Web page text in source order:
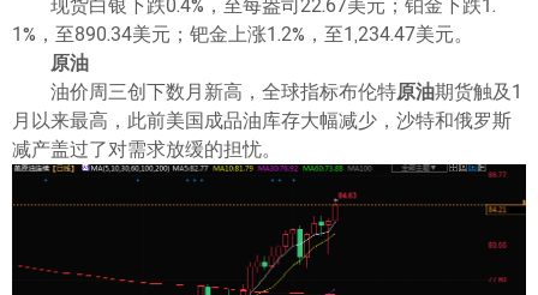
1%，至890.34美元；钯金上涨1.2%，至1,234.47美元。
原油
油价周三创下数月新高，全球指标布伦特原油期货触及1
月以来最高，此前美国成品油库存大幅减少，沙特和俄罗斯
减产盖过了对需求放缓的担忧。